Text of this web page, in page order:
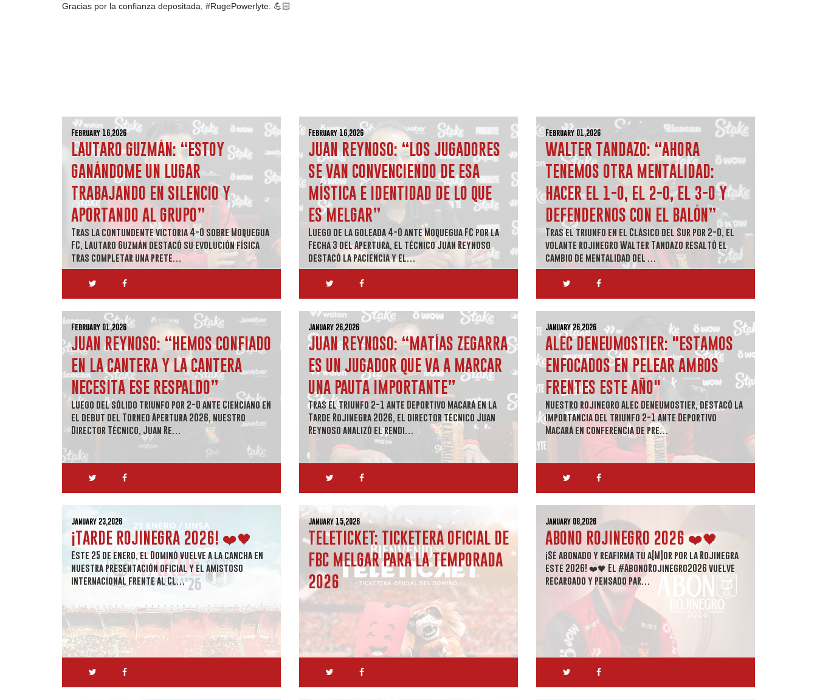
Gracias por la confianza depositada, #RugePowerlyte. 💪🏻
February 16,2026
LAUTARO GUZMÁN: “ESTOY
GANÁNDOME UN LUGAR
TRABAJANDO EN SILENCIO Y
APORTANDO AL GRUPO”
Tras la contundente victoria 4-0 sobre Moquegua
FC, Lautaro Guzmán destacó su evolución física
tras completar una prete…
February 16,2026
JUAN REYNOSO: “LOS JUGADORES
SE VAN CONVENCIENDO DE ESA
MÍSTICA E IDENTIDAD DE LO QUE
ES MELGAR”
Luego de la goleada 4-0 ante Moquegua FC por la
Fecha 3 del Apertura, el técnico Juan Reynoso
destacó la paciencia y el…
February 01,2026
WALTER TANDAZO: “AHORA
TENEMOS OTRA MENTALIDAD:
HACER EL 1-0, EL 2-0, EL 3-0 Y
DEFENDERNOS CON EL BALÓN”
Tras el triunfo en el Clásico del Sur por 2-0, el
volante rojinegro Walter Tandazo resaltó el
cambio de mentalidad del …
February 01,2026
JUAN REYNOSO: “HEMOS CONFIADO
EN LA CANTERA Y LA CANTERA
NECESITA ESE RESPALDO”
Luego del sólido triunfo por 2-0 ante Cienciano en
el debut del Torneo Apertura 2026, nuestro
Director Técnico, Juan Re…
January 26,2026
JUAN REYNOSO: “MATÍAS ZEGARRA
ES UN JUGADOR QUE VA A MARCAR
UNA PAUTA IMPORTANTE”
Tras el triunfo 2-1 ante Deportivo Macará en la
Tarde Rojinegra 2026, el director técnico Juan
Reynoso analizó el rendi…
January 26,2026
ALEC DENEUMOSTIER: "ESTAMOS
ENFOCADOS EN PELEAR AMBOS
FRENTES ESTE AÑO"
Nuestro rojinegro Alec Deneumostier, destacó la
importancia del triunfo 2-1 ante Deportivo
Macará en conferencia de pre…
January 23,2026
¡TARDE ROJINEGRA 2026! ❤️🖤
Este 25 de enero, el Dominó vuelve a la cancha en
nuestra presentación oficial y el amistoso
internacional frente al Cl…
January 15,2026
TELETICKET: TICKETERA OFICIAL DE
FBC MELGAR PARA LA TEMPORADA
2026
January 08,2026
ABONO ROJINEGRO 2026 ❤️🖤
¡Sé abonado y reafirma tu a[M]or por la Rojinegra
este 2026! ❤️🖤 El #AbonoRojinegro2026 vuelve
recargado y pensado par…